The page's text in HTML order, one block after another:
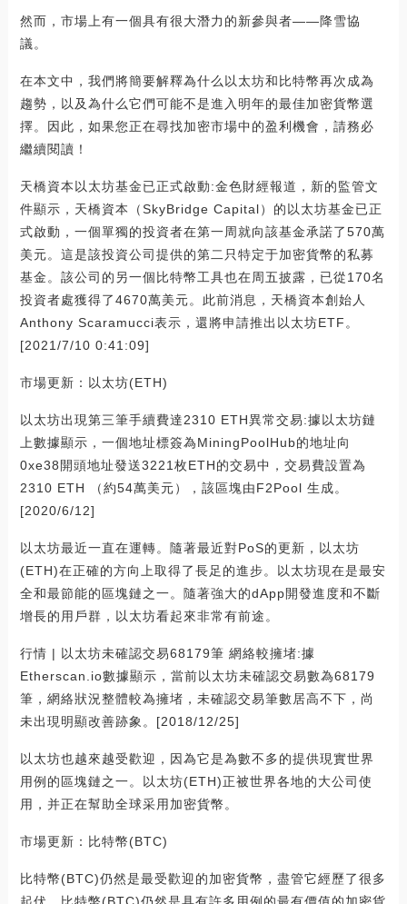
然而，市場上有一個具有很大潛力的新參與者——降雪協
議。
在本文中，我們將簡要解釋為什么以太坊和比特幣再次成為
趨勢，以及為什么它們可能不是進入明年的最佳加密貨幣選
擇。因此，如果您正在尋找加密市場中的盈利機會，請務必
繼續閱讀！
天橋資本以太坊基金已正式啟動:金色財經報道，新的監管文
件顯示，天橋資本（SkyBridge Capital）的以太坊基金已正
式啟動，一個單獨的投資者在第一周就向該基金承諾了570萬
美元。這是該投資公司提供的第二只特定于加密貨幣的私募
基金。該公司的另一個比特幣工具也在周五披露，已從170名
投資者處獲得了4670萬美元。此前消息，天橋資本創始人
Anthony Scaramucci表示，還將申請推出以太坊ETF。
[2021/7/10 0:41:09]
市場更新：以太坊(ETH)
以太坊出現第三筆手續費達2310 ETH異常交易:據以太坊鏈
上數據顯示，一個地址標簽為MiningPoolHub的地址向
0xe38開頭地址發送3221枚ETH的交易中，交易費設置為
2310 ETH （約54萬美元），該區塊由F2Pool 生成。
[2020/6/12]
以太坊最近一直在運轉。隨著最近對PoS的更新，以太坊
(ETH)在正確的方向上取得了長足的進步。以太坊現在是最安
全和最節能的區塊鏈之一。隨著強大的dApp開發進度和不斷
增長的用戶群，以太坊看起來非常有前途。
行情 | 以太坊未確認交易68179筆 網絡較擁堵:據
Etherscan.io數據顯示，當前以太坊未確認交易數為68179
筆，網絡狀況整體較為擁堵，未確認交易筆數居高不下，尚
未出現明顯改善跡象。[2018/12/25]
以太坊也越來越受歡迎，因為它是為數不多的提供現實世界
用例的區塊鏈之一。以太坊(ETH)正被世界各地的大公司使
用，并正在幫助全球采用加密貨幣。
市場更新：比特幣(BTC)
比特幣(BTC)仍然是最受歡迎的加密貨幣，盡管它經歷了很多
起伏。比特幣(BTC)仍然是具有許多用例的最有價值的加密貨